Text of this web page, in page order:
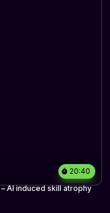
20:40
AI induced skill atrophy